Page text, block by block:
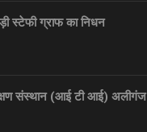
स्टेफी ग्राफ का निधन
संस्थान (आई टी आई) अलीगंज